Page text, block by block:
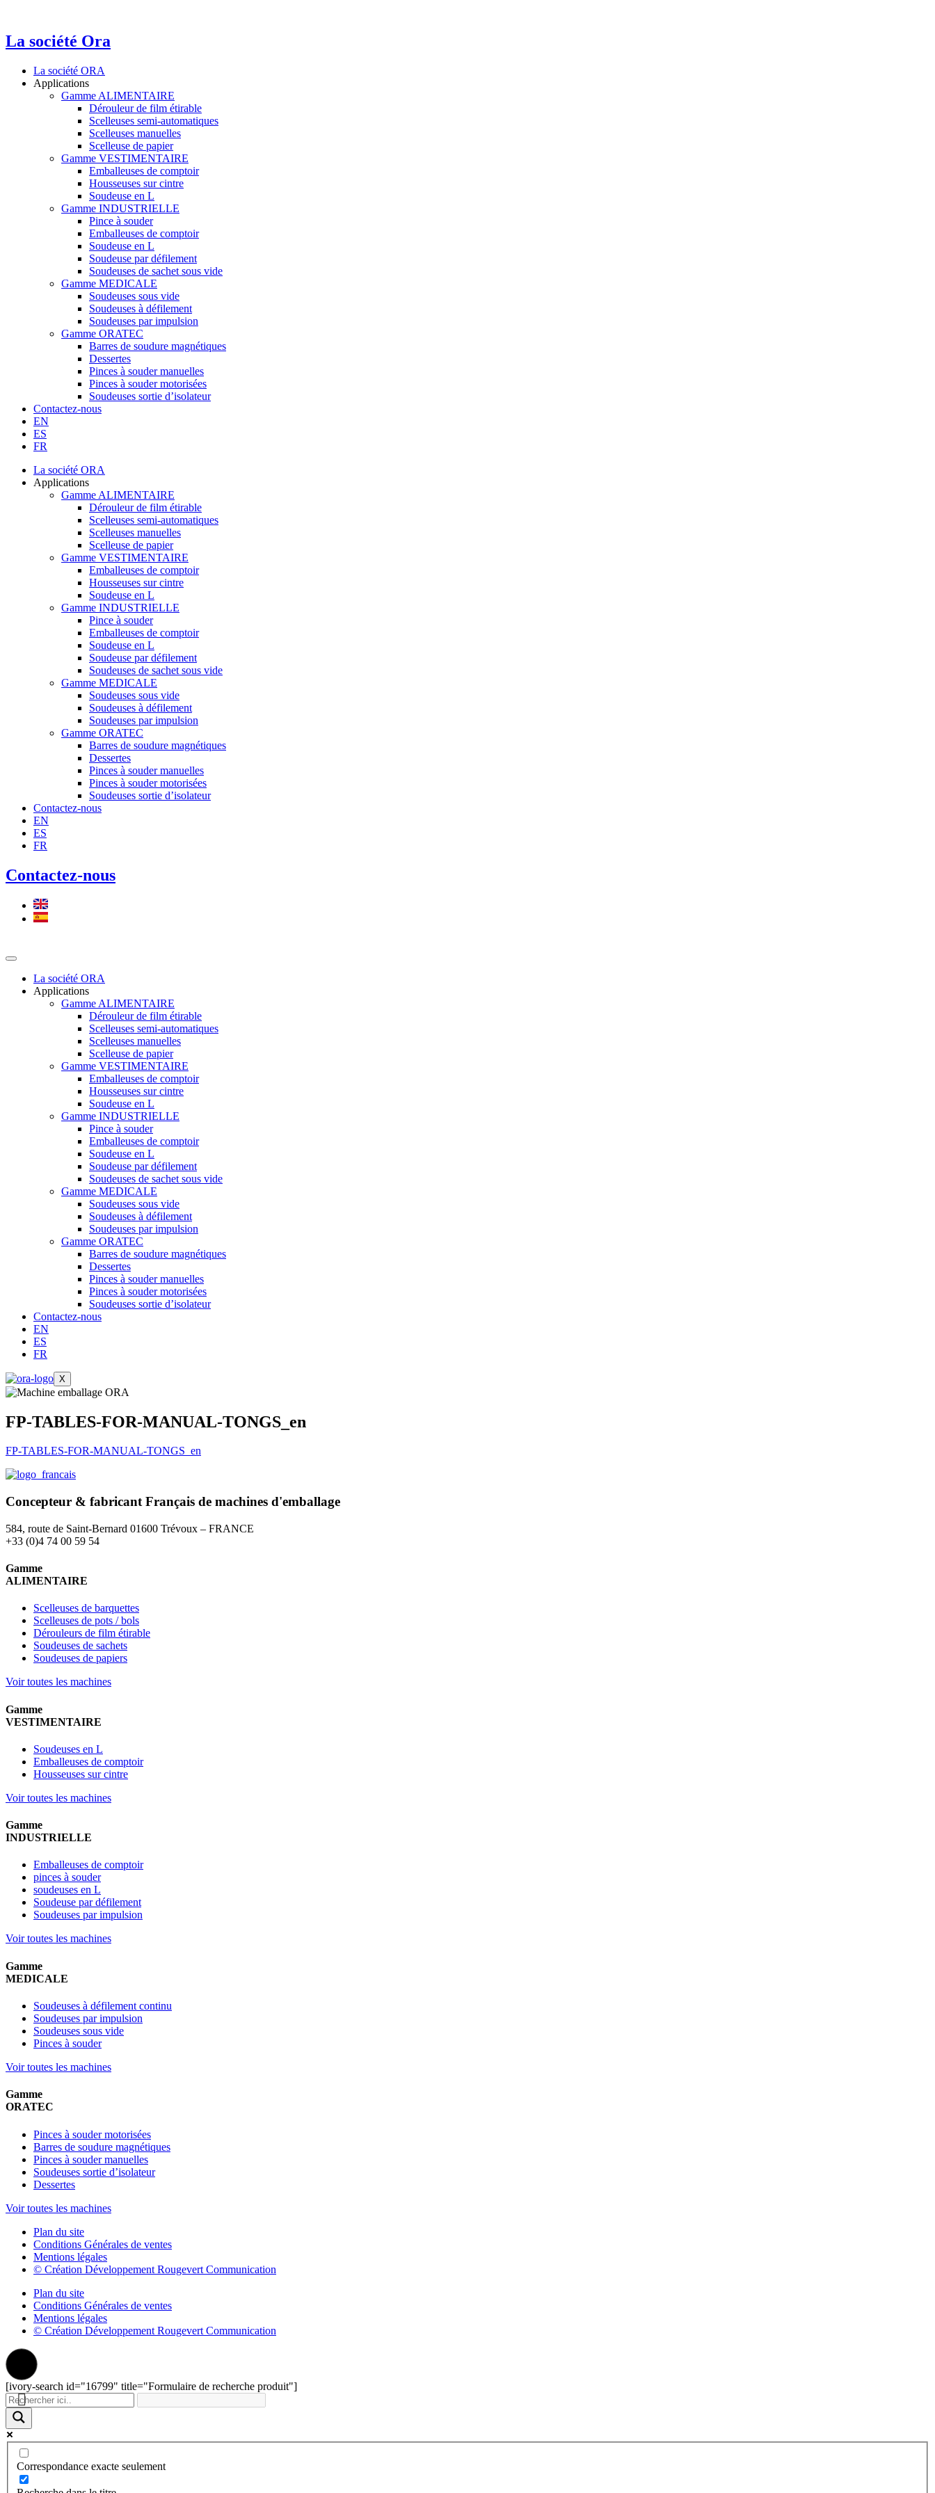
La société Ora
La société ORA
Applications
Gamme ALIMENTAIRE
Dérouleur de film étirable
Scelleuses semi-automatiques
Scelleuses manuelles
Scelleuse de papier
Gamme VESTIMENTAIRE
Emballeuses de comptoir
Housseuses sur cintre
Soudeuse en L
Gamme INDUSTRIELLE
Pince à souder
Emballeuses de comptoir
Soudeuse en L
Soudeuse par défilement
Soudeuses de sachet sous vide
Gamme MEDICALE
Soudeuses sous vide
Soudeuses à défilement
Soudeuses par impulsion
Gamme ORATEC
Barres de soudure magnétiques
Dessertes
Pinces à souder manuelles
Pinces à souder motorisées
Soudeuses sortie d’isolateur
Contactez-nous
EN
ES
FR
La société ORA
Applications
Gamme ALIMENTAIRE
Dérouleur de film étirable
Scelleuses semi-automatiques
Scelleuses manuelles
Scelleuse de papier
Gamme VESTIMENTAIRE
Emballeuses de comptoir
Housseuses sur cintre
Soudeuse en L
Gamme INDUSTRIELLE
Pince à souder
Emballeuses de comptoir
Soudeuse en L
Soudeuse par défilement
Soudeuses de sachet sous vide
Gamme MEDICALE
Soudeuses sous vide
Soudeuses à défilement
Soudeuses par impulsion
Gamme ORATEC
Barres de soudure magnétiques
Dessertes
Pinces à souder manuelles
Pinces à souder motorisées
Soudeuses sortie d’isolateur
Contactez-nous
EN
ES
FR
Contactez-nous
La société ORA
Applications
Gamme ALIMENTAIRE
Dérouleur de film étirable
Scelleuses semi-automatiques
Scelleuses manuelles
Scelleuse de papier
Gamme VESTIMENTAIRE
Emballeuses de comptoir
Housseuses sur cintre
Soudeuse en L
Gamme INDUSTRIELLE
Pince à souder
Emballeuses de comptoir
Soudeuse en L
Soudeuse par défilement
Soudeuses de sachet sous vide
Gamme MEDICALE
Soudeuses sous vide
Soudeuses à défilement
Soudeuses par impulsion
Gamme ORATEC
Barres de soudure magnétiques
Dessertes
Pinces à souder manuelles
Pinces à souder motorisées
Soudeuses sortie d’isolateur
Contactez-nous
EN
ES
FR
X
FP-TABLES-FOR-MANUAL-TONGS_en
FP-TABLES-FOR-MANUAL-TONGS_en
Concepteur & fabricant Français de machines d'emballage
584, route de Saint-Bernard 01600 Trévoux – FRANCE
+33 (0)4 74 00 59 54
Gamme
ALIMENTAIRE
Scelleuses de barquettes
Scelleuses de pots / bols
Dérouleurs de film étirable
Soudeuses de sachets
Soudeuses de papiers
Voir toutes les machines
Gamme
VESTIMENTAIRE
Soudeuses en L
Emballeuses de comptoir
Housseuses sur cintre
Voir toutes les machines
Gamme
INDUSTRIELLE
Emballeuses de comptoir
pinces à souder
soudeuses en L
Soudeuse par défilement
Soudeuses par impulsion
Voir toutes les machines
Gamme
MEDICALE
Soudeuses à défilement continu
Soudeuses par impulsion
Soudeuses sous vide
Pinces à souder
Voir toutes les machines
Gamme
ORATEC
Pinces à souder motorisées
Barres de soudure magnétiques
Pinces à souder manuelles
Soudeuses sortie d’isolateur
Dessertes
Voir toutes les machines
Plan du site
Conditions Générales de ventes
Mentions légales
© Création Développement Rougevert Communication
Plan du site
Conditions Générales de ventes
Mentions légales
© Création Développement Rougevert Communication
[ivory-search id="16799" title="Formulaire de recherche produit"]
Correspondance exacte seulement